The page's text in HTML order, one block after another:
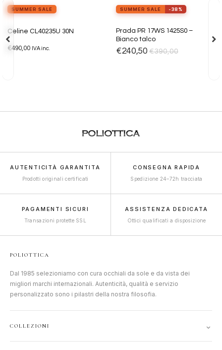
ESAURITO
SUMMER SALE
Celine CL40235U 30N
€490,00 IVA inc.
view_in_arProvalo ora
SUMMER SALE -38%
Prada PR 17WS 1425S0 –
Bianco talco
€240,50 €390,00
AUTENTICITÀ GARANTITA
Prodotti originali certificati
CONSEGNA RAPIDA
Spedizione 24–72h tracciata
PAGAMENTI SICURI
Transazioni protette SSL
ASSISTENZA DEDICATA
Ottici qualificati a disposizione
POLIOTTICA
Dal 1985 selezioniamo con cura occhiali da sole e da vista dei
migliori marchi internazionali. Autenticità, qualità e servizio
personalizzato sono i pilastri della nostra filosofia.
COLLEZIONI ⌄